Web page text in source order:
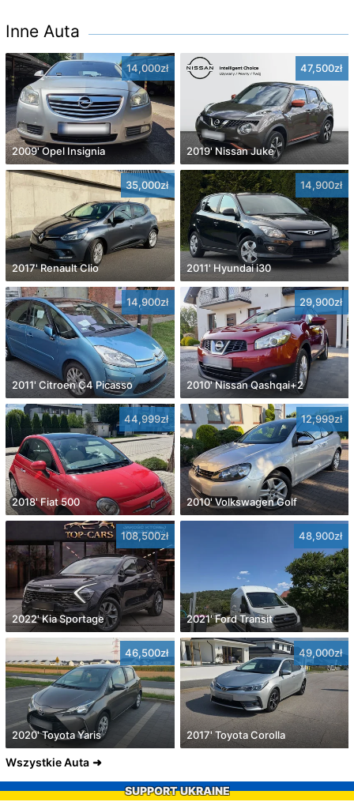
Inne Auta
14,000zł
2009' Opel Insignia
47,500zł
2019' Nissan Juke
35,000zł
2017' Renault Clio
14,900zł
2011' Hyundai i30
14,900zł
2011' Citroen C4 Picasso
29,900zł
2010' Nissan Qashqai+2
44,999zł
2018' Fiat 500
12,999zł
2010' Volkswagen Golf
108,500zł
2022' Kia Sportage
48,900zł
2021' Ford Transit
46,500zł
2020' Toyota Yaris
49,000zł
2017' Toyota Corolla
Wszystkie Auta
SUPPORT UKRAINE